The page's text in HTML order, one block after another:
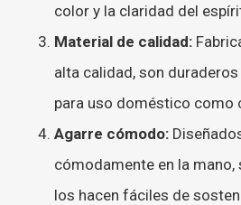
color y la claridad del
Material de calidad:
alta calidad, son
para uso doméstico como
Agarre cómodo:
cómodamente en la
los hacen fáciles de